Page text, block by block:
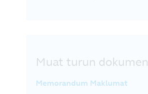
Muat turun dokumen
Memorandum Maklumat